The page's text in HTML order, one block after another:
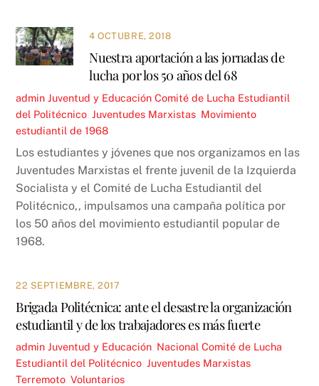
4 OCTUBRE, 2018
Nuestra aportación a las jornadas de
lucha por los 50 años del 68
admin Juventud y Educación Comité de Lucha Estudiantil
del Politécnico ,Juventudes Marxistas Movimiento
estudiantil de 1968
Los estudiantes y jóvenes que nos organizamos en las
Juventudes Marxistas el frente juvenil de la Izquierda
Socialista y el Comité de Lucha Estudiantil del
Politécnico,, impulsamos una campaña política por
los 50 años del movimiento estudiantil popular de
1968.
22 SEPTIEMBRE, 2017
Brigada Politécnica: ante el desastre la organización
estudiantil y de los trabajadores es más fuerte
admin Juventud y Educación Nacional Comité de Lucha
Estudiantil del Politécnico ,Juventudes Marxistas
Terremoto ,Voluntarios